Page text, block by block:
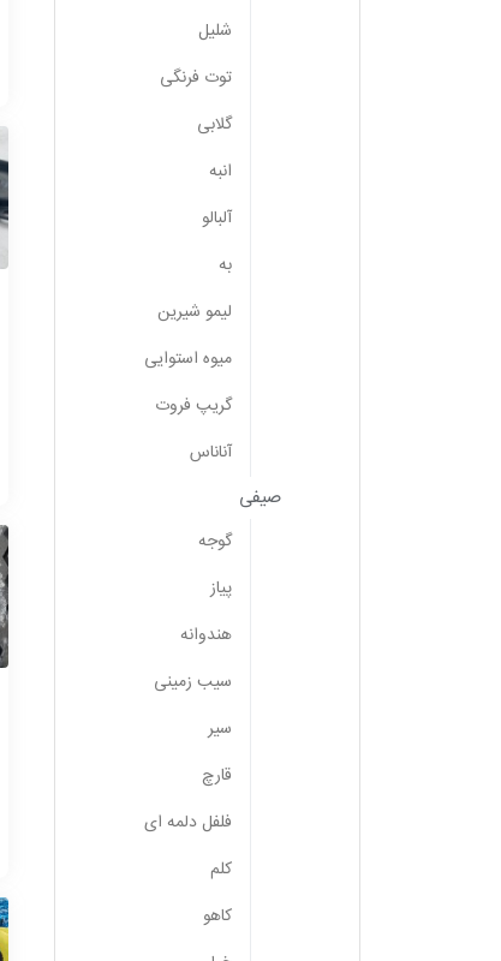
شلیل
توت فرنگی
گلابی
انبه
آلبالو
به
لیمو شیرین
میوه استوایی
گریپ فروت
آناناس
صیفی
گوجه
پیاز
هندوانه
سیب زمینی
سیر
قارچ
فلفل دلمه ای
کلم
کاهو